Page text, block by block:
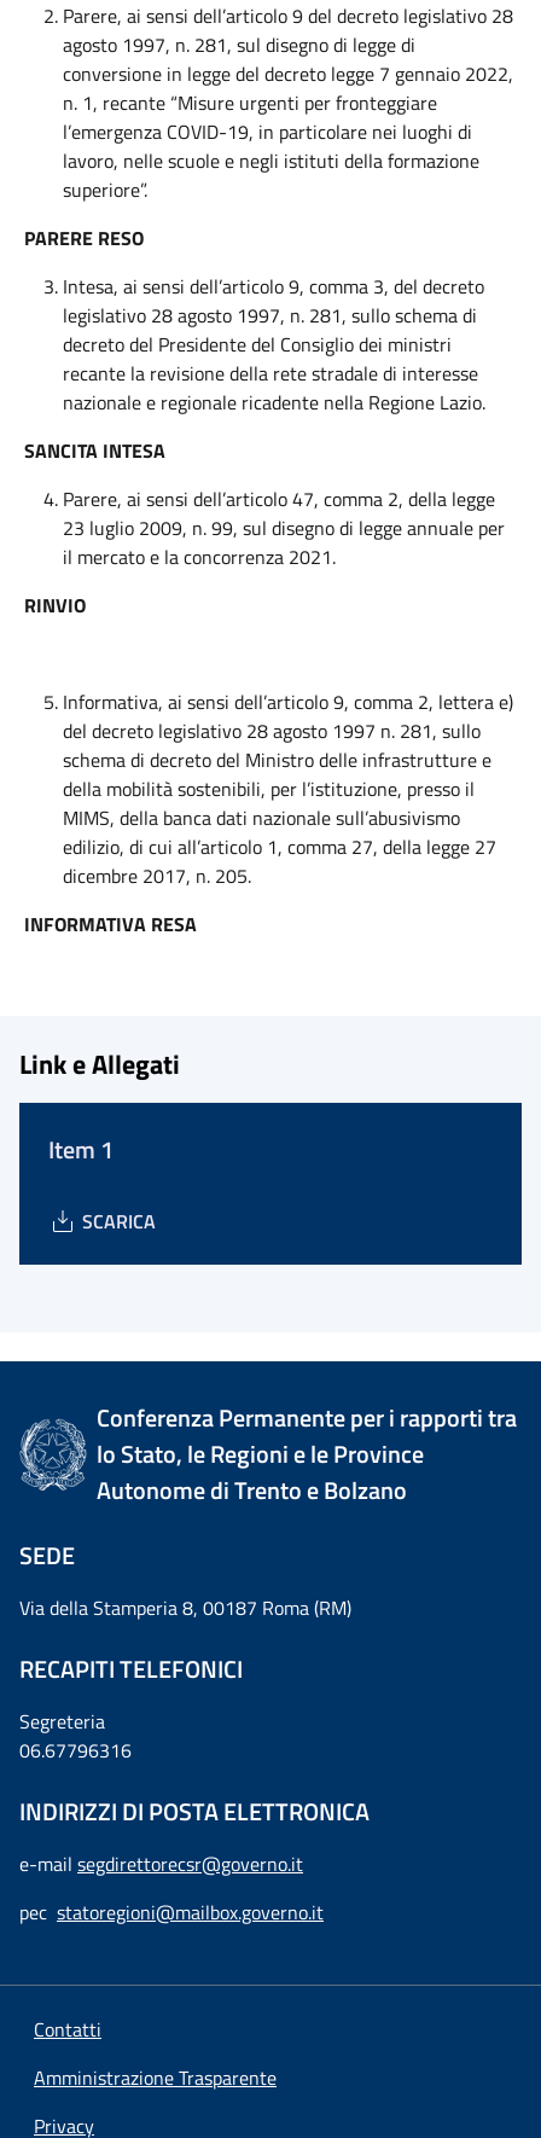
Parere, ai sensi dell’articolo 9 del decreto legislativo 28
agosto 1997, n. 281, sul disegno di legge di
conversione in legge del decreto legge 7 gennaio 2022,
n. 1, recante “Misure urgenti per fronteggiare
l’emergenza COVID-19, in particolare nei luoghi di
lavoro, nelle scuole e negli istituti della formazione
superiore”.
PARERE RESO
Intesa, ai sensi dell’articolo 9, comma 3, del decreto
legislativo 28 agosto 1997, n. 281, sullo schema di
decreto del Presidente del Consiglio dei ministri
recante la revisione della rete stradale di interesse
nazionale e regionale ricadente nella Regione Lazio.
SANCITA INTESA
Parere, ai sensi dell’articolo 47, comma 2, della legge
23 luglio 2009, n. 99, sul disegno di legge annuale per
il mercato e la concorrenza 2021.
RINVIO
Informativa, ai sensi dell’articolo 9, comma 2, lettera e)
del decreto legislativo 28 agosto 1997 n. 281, sullo
schema di decreto del Ministro delle infrastrutture e
della mobilità sostenibili, per l’istituzione, presso il
MIMS, della banca dati nazionale sull’abusivismo
edilizio, di cui all’articolo 1, comma 27, della legge 27
dicembre 2017, n. 205.
INFORMATIVA RESA
Link e Allegati
Item 1
SCARICA
Conferenza Permanente per i rapporti tra
lo Stato, le Regioni e le Province
Autonome di Trento e Bolzano
SEDE
Via della Stamperia 8, 00187 Roma (RM)
RECAPITI TELEFONICI
Segreteria
06.67796316
INDIRIZZI DI POSTA ELETTRONICA
e-mail segdirettorecsr@governo.it
pec statoregioni@mailbox.governo.it
Contatti
Amministrazione Trasparente
Privacy